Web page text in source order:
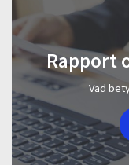
Rapport
Vad